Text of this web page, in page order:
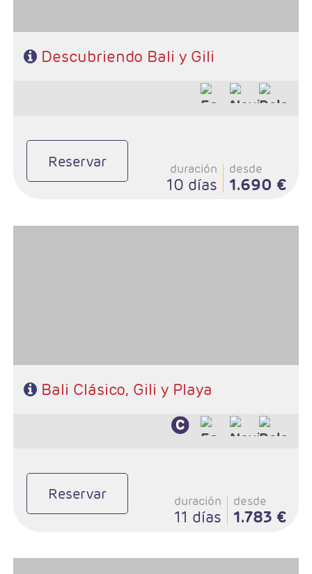
Descubriendo Bali y Gili
Reservar duración
10 días
desde
1.690 €
Bali Clásico, Gili y Playa
Reservar duración
11 días
desde
1.783 €